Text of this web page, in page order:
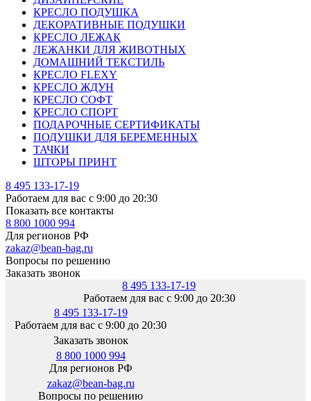
КРЕСЛО ПОДУШКА
ДЕКОРАТИВНЫЕ ПОДУШКИ
КРЕСЛО ЛЕЖАК
ЛЕЖАНКИ ДЛЯ ЖИВОТНЫХ
ДОМАШНИЙ ТЕКСТИЛЬ
КРЕСЛО FLEXY
КРЕСЛО ЖДУН
КРЕСЛО СОФТ
КРЕСЛО СПОРТ
ПОДАРОЧНЫЕ СЕРТИФИКАТЫ
ПОДУШКИ ДЛЯ БЕРЕМЕННЫХ
ТАЧКИ
ШТОРЫ ПРИНТ
8 495 133-17-19
Работаем для вас с 9:00 до 20:30
Показать все контакты
8 800 1000 994
Для регионов РФ
zakaz@bean-bag.ru
Вопросы по решению
Заказать звонок
8 495 133-17-19
Работаем для вас с 9:00 до 20:30
8 495 133-17-19
Работаем для вас с 9:00 до 20:30
Заказать звонок
8 800 1000 994
Для регионов РФ
zakaz@bean-bag.ru
Вопросы по решению